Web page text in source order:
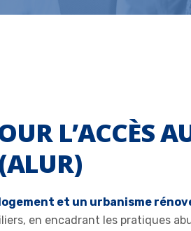
L’ACCÈS
logement et un urbanisme
en encadrant les pratiques